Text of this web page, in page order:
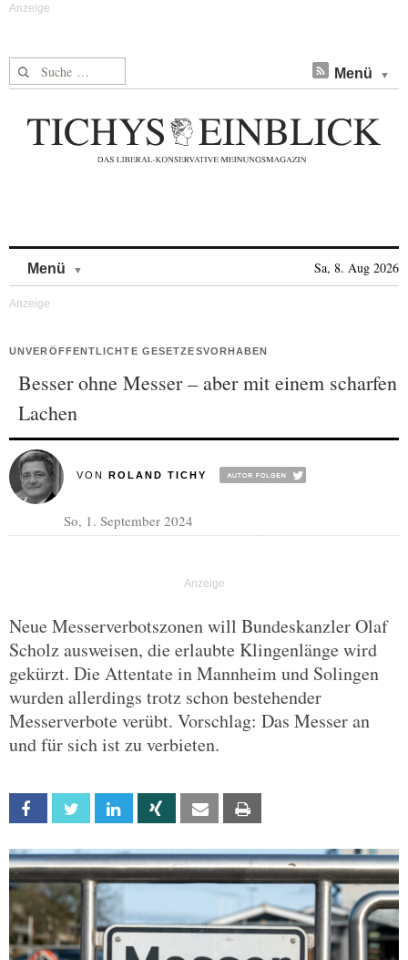
Suche nach: Menü
Menü Sa, 8. Aug 2026
UNVERÖFFENTLICHTE GESETZESVORHABEN
Besser ohne Messer – aber mit einem scharfen
Lachen
VON ROLAND TICHY
So, 1. September 2024
Neue Messerverbotszonen will Bundeskanzler Olaf
Scholz ausweisen, die erlaubte Klingenlänge wird
gekürzt. Die Attentate in Mannheim und Solingen
wurden allerdings trotz schon bestehender
Messerverbote verübt. Vorschlag: Das Messer an
und für sich ist zu verbieten.
Facebook Twitter Linkedin Xing Email